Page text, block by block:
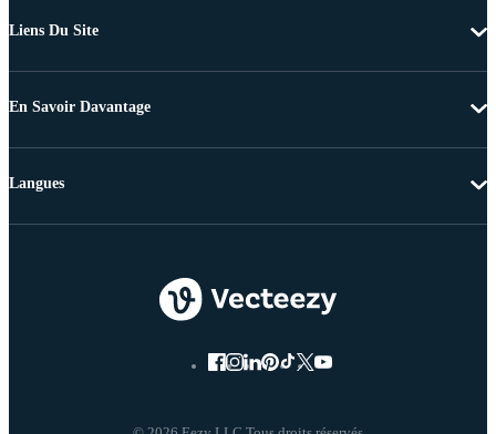
Liens Du Site
En Savoir Davantage
Langues